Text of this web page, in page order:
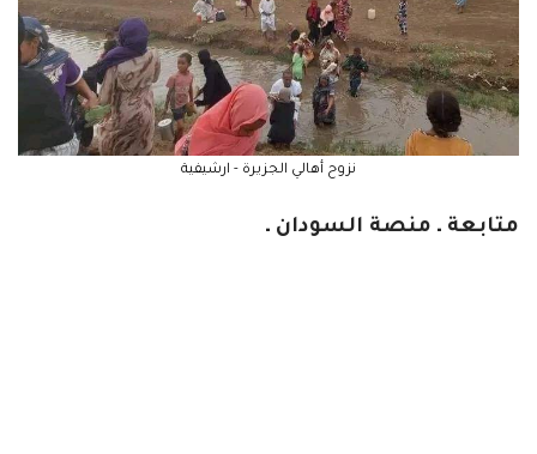
نزوح أهالي الجزيرة - ارشيفية
متابعة ـ منصة السودان ـ